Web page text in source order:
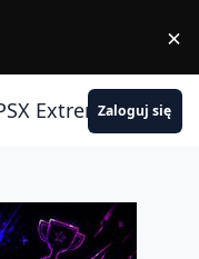
×
ExtremeZaloguj się